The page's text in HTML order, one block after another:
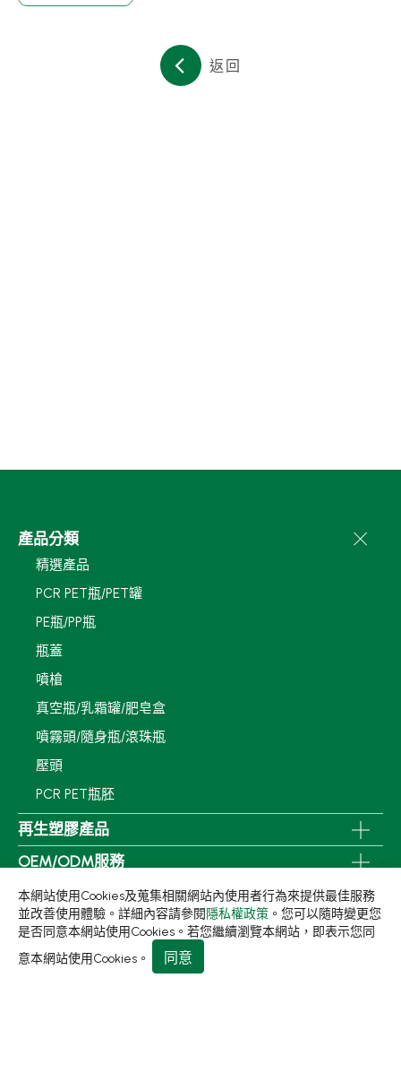
返回
產品分類
精選產品
PCR PET瓶/PET罐
PE瓶/PP瓶
瓶蓋
噴槍
真空瓶/乳霜罐/肥皂盒
噴霧頭/隨身瓶/滾珠瓶
壓頭
PCR PET瓶胚
再生塑膠產品
OEM/ODM服務
應用領域
永續發展
新聞中心
本網站使用Cookies及蒐集相關網站內使用者行為來提供最佳服務
並改善使用體驗。詳細內容請參閱 隱私權政策 。您可以隨時變更您
是否同意本網站使用Cookies。若您繼續瀏覽本網站，即表示您同
意本網站使用Cookies。
同意